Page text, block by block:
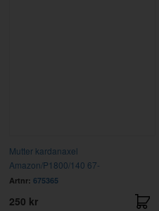
Mutter kardanaxel
Amazon/P1800/140 67-
Artnr: 675365
250 kr